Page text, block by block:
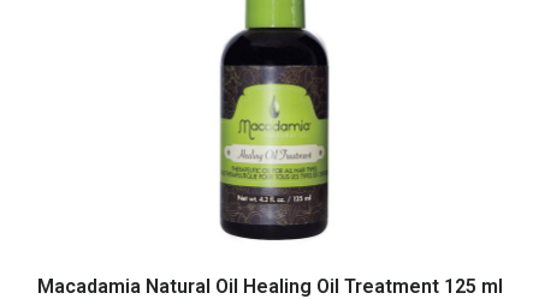
Macadamia Natural Oil Healing Oil Treatment 125 ml